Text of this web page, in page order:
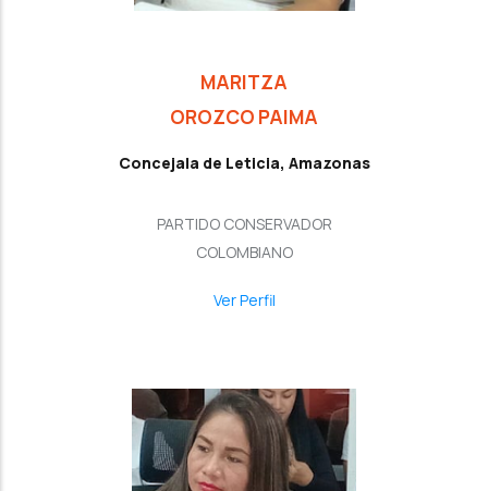
MARITZA
OROZCO PAIMA
Concejala de Leticia, Amazonas
PARTIDO CONSERVADOR
COLOMBIANO
Ver Perfil